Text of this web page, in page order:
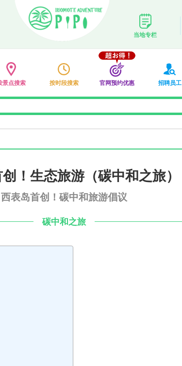
当地专栏
景点搜索 按时段搜索 官网预约优惠 招聘员工
！生态旅游（碳中和之旅）
西表岛首创！碳中和旅游倡议
碳中和之旅